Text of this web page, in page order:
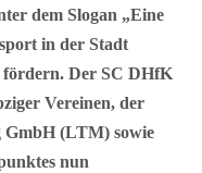
dem Slogan „Eine
in der Stadt
fördern. Der SC DHfK
Vereinen, der
(LTM) sowie
nun